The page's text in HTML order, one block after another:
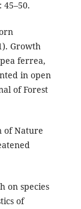
45–50.
Growth
ferrea,
in open
of Forest
of Nature
on species
of